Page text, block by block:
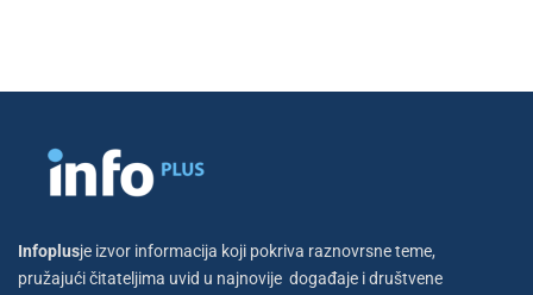
Infoplusje izvor informacija koji pokriva raznovrsne teme,
pružajući čitateljima uvid u najnovije događaje i društvene